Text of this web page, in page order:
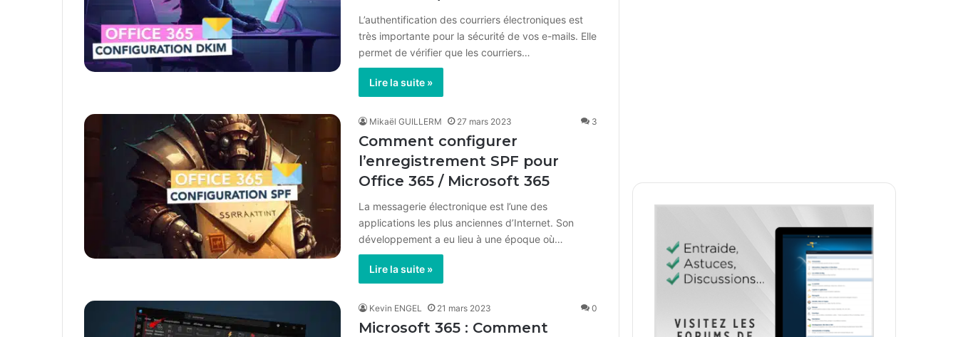
L’authentification des courriers électroniques est
très importante pour la sécurité de vos e-mails. Elle
permet de vérifier que les courriers…
Lire la suite »
Mikaël GUILLERM 27 mars 2023 3
Comment configurer
l’enregistrement SPF pour
Office 365 / Microsoft 365
La messagerie électronique est l’une des
applications les plus anciennes d’Internet. Son
développement a eu lieu à une époque où…
Lire la suite »
Kevin ENGEL 21 mars 2023 0
Microsoft 365 : Comment